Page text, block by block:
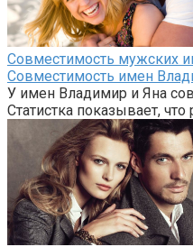
Совместимость мужских
Совместимость имен
У имен Владимир и Яна
Статистка показывает, что